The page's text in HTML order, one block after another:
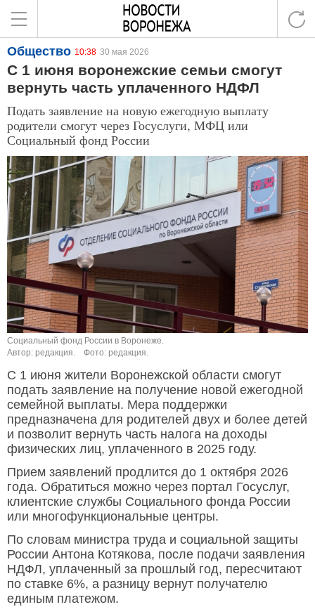
Общество 10:38 30 мая 2026
С 1 июня воронежские семьи смогут
вернуть часть уплаченного НДФЛ
Подать заявление на новую ежегодную выплату
родители смогут через Госуслуги, МФЦ или
Социальный фонд России
Социальный фонд России в Воронеже.
Автор: редакция.
Фото: редакция.
С 1 июня жители Воронежской области смогут
подать заявление на получение новой ежегодной
семейной выплаты. Мера поддержки
предназначена для родителей двух и более детей
и позволит вернуть часть налога на доходы
физических лиц, уплаченного в 2025 году.
Прием заявлений продлится до 1 октября 2026
года. Обратиться можно через портал Госуслуг,
клиентские службы Социального фонда России
или многофункциональные центры.
По словам министра труда и социальной защиты
России Антона Котякова, после подачи заявления
НДФЛ, уплаченный за прошлый год, пересчитают
по ставке 6%, а разницу вернут получателю
единым платежом.